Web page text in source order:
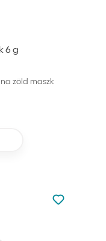
6 g
zöld maszk
Nincsen
Hozzáadás